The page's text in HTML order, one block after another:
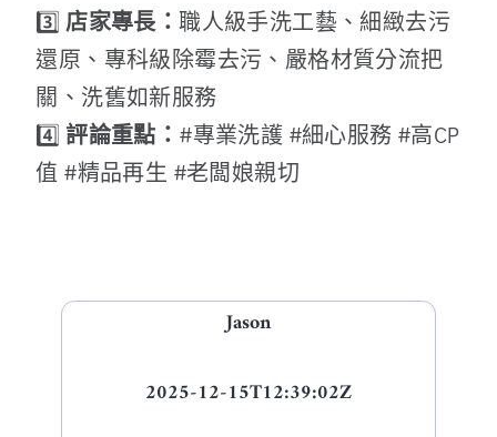
3️⃣ 店家專長：職人級手洗工藝、細緻去污
還原、專科級除霉去污、嚴格材質分流把
關、洗舊如新服務
4️⃣ 評論重點： #專業洗護 #細心服務 #高CP
值 #精品再生 #老闆娘親切
Jason
2025-12-15T12:39:02Z